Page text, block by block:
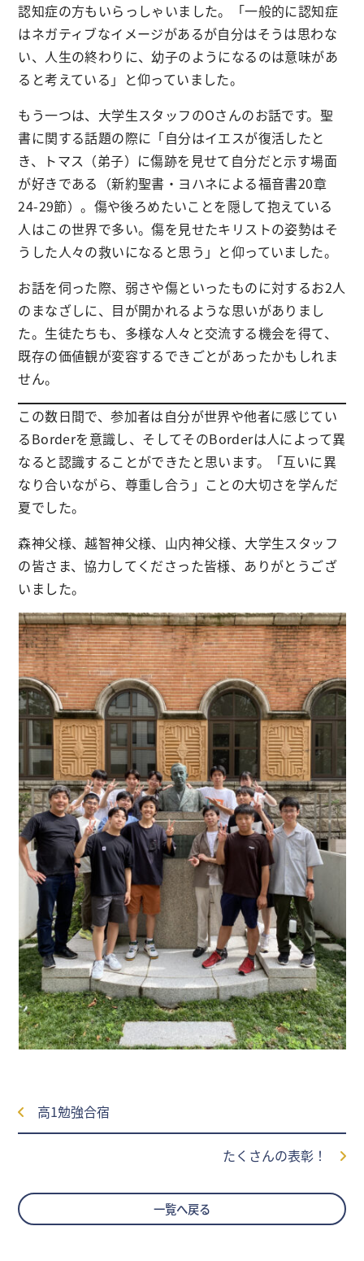
認知症の方もいらっしゃいました。「一般的に認知症
はネガティブなイメージがあるが自分はそうは思わな
い、人生の終わりに、幼子のようになるのは意味があ
ると考えている」と仰っていました。
もう一つは、大学生スタッフのOさんのお話です。聖
書に関する話題の際に「自分はイエスが復活したと
き、トマス（弟子）に傷跡を見せて自分だと示す場面
が好きである（新約聖書・ヨハネによる福音書20章
24-29節）。傷や後ろめたいことを隠して抱えている
人はこの世界で多い。傷を見せたキリストの姿勢はそ
うした人々の救いになると思う」と仰っていました。
お話を伺った際、弱さや傷といったものに対するお2人
のまなざしに、目が開かれるような思いがありまし
た。生徒たちも、多様な人々と交流する機会を得て、
既存の価値観が変容するできごとがあったかもしれま
せん。
この数日間で、参加者は自分が世界や他者に感じてい
るBorderを意識し、そしてそのBorderは人によって異
なると認識することができたと思います。「互いに異
なり合いながら、尊重し合う」ことの大切さを学んだ
夏でした。
森神父様、越智神父様、山内神父様、大学生スタッフ
の皆さま、協力してくださった皆様、ありがとうござ
いました。
高1勉強合宿
たくさんの表彰！
一覧へ戻る